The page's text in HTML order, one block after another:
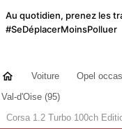
Au quotidien, prenez les
#SeDéplacerMoinsPolluer
Voiture Opel
Val-d'Oise (95)
Corsa 1.2 Turbo 100ch